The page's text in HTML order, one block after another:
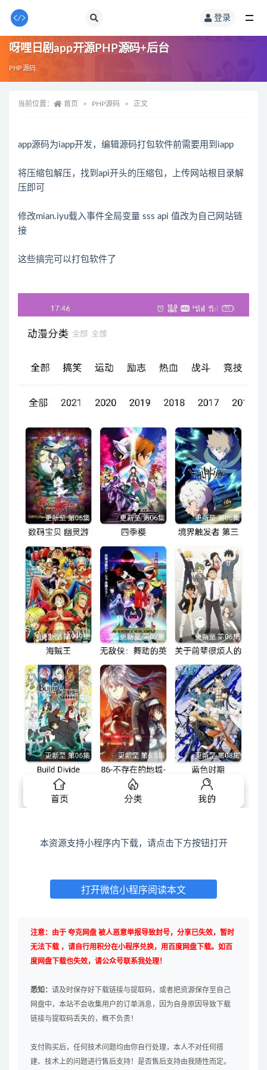
登录
呀哩日剧app开源PHP源码+后台
PHP源码
当前位置： 首页 PHP源码 正文
app源码为iapp开发，编辑源码打包软件前需要用到iapp
将压缩包解压，找到api开头的压缩包，上传网站根目录解
压即可
修改mian.iyu载入事件全局变量 sss api 值改为自己网站链
接
这些搞完可以打包软件了
本资源支持小程序内下载，请点击下方按钮打开
打开微信小程序阅读本文
注意：由于 夸克网盘 被人恶意举报导致封号，分享已失效，暂时
无法下载 ，请自行用积分在小程序兑换，用百度网盘下载。如百
度网盘下载也失效，请公众号联系我处理！
悉知： 请及时保存好下载链接与提取码，或者把资源保存至自己
网盘中，本站不会收集用户的订单消息，因为自身原因导致下载
链接与提取码丢失的，概不负责！
支付购买后，任何技术问题均由你自行处理，本人不对任何搭
建、技术上的问题进行售后支持！是否售后支持由我随性而定。